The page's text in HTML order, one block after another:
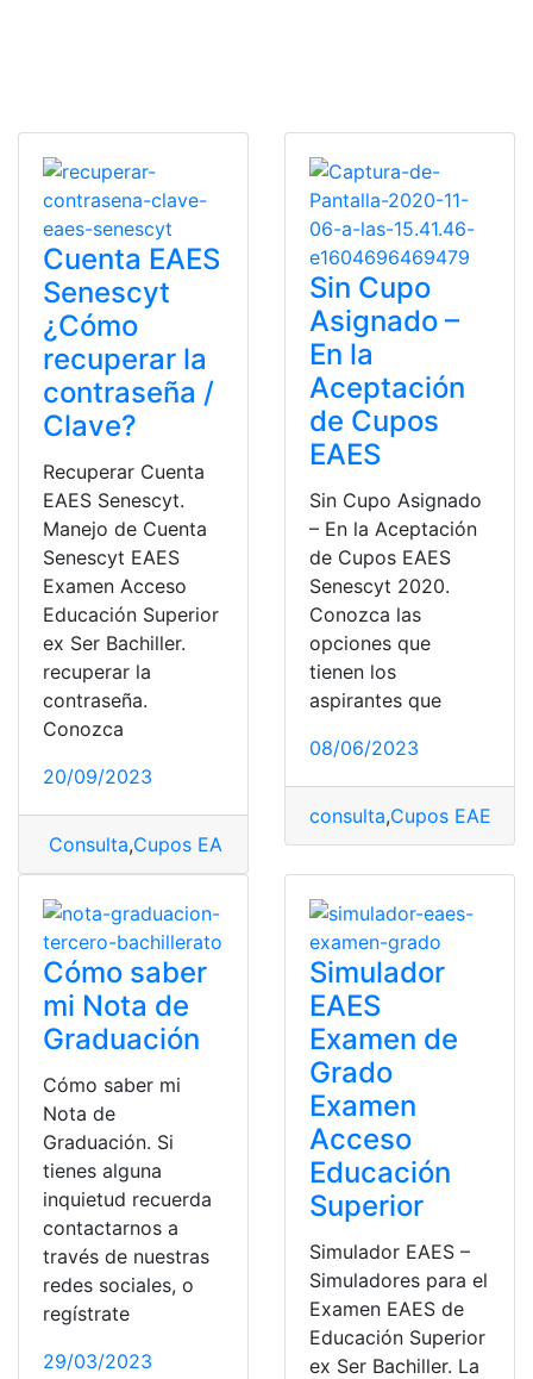
Cuenta EAES
Senescyt
¿Cómo
recuperar la
contraseña /
Clave?
Recuperar Cuenta
EAES Senescyt.
Manejo de Cuenta
Senescyt EAES
Examen Acceso
Educación Superior
ex Ser Bachiller.
recuperar la
contraseña.
Conozca
20/09/2023
Consulta,Cupos EAES EAES,Ecuador,Examen EAES
Sin Cupo
Asignado –
En la
Aceptación
de Cupos
EAES
Sin Cupo Asignado
– En la Aceptación
de Cupos EAES
Senescyt 2020.
Conozca las
opciones que
tienen los
aspirantes que
08/06/2023
consulta,Cupos EAES
Cómo saber
mi Nota de
Graduación
Cómo saber mi
Nota de
Graduación. Si
tienes alguna
inquietud recuerda
contactarnos a
través de nuestras
redes sociales, o
regístrate
29/03/2023
Simulador
EAES
Examen de
Grado
Examen
Acceso
Educación
Superior
Simulador EAES –
Simuladores para el
Examen EAES de
Educación Superior
ex Ser Bachiller. La